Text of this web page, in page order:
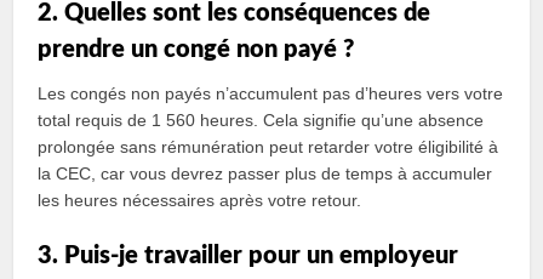
2. Quelles sont les conséquences de
prendre un congé non payé ?
Les congés non payés n’accumulent pas d’heures vers votre
total requis de 1 560 heures. Cela signifie qu’une absence
prolongée sans rémunération peut retarder votre éligibilité à
la CEC, car vous devrez passer plus de temps à accumuler
les heures nécessaires après votre retour.
3. Puis-je travailler pour un employeur